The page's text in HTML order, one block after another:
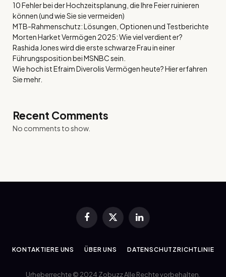
10 Fehler bei der Hochzeitsplanung, die Ihre Feier ruinieren
können (und wie Sie sie vermeiden)
MTB-Rahmenschutz: Lösungen, Optionen und Testberichte
Morten Harket Vermögen 2025: Wie viel verdient er?
Rashida Jones wird die erste schwarze Frau in einer
Führungsposition bei MSNBC sein.
Wie hoch ist Efraim Diverolis Vermögen heute? Hier erfahren
Sie mehr.
Recent Comments
No comments to show.
Facebook
X
(Twitter)
LinkedIn
KONTAKTIERE UNS ÜBER UNS DATENSCHUTZRICHTLINIE
Urheberrechte © 2024 Zobuzz Alle Rechte vorbehalten.